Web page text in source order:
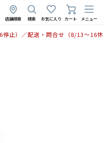
店舗検索 検索 お気に入り カート メニュー
止）／配送・問合せ（8/13〜16休